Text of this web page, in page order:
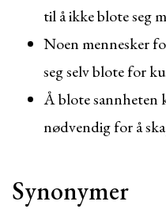
til å ikke blote seg
Noen mennesker
seg selv blote for
Å blote sannheten
nødvendig for å
Synonymer